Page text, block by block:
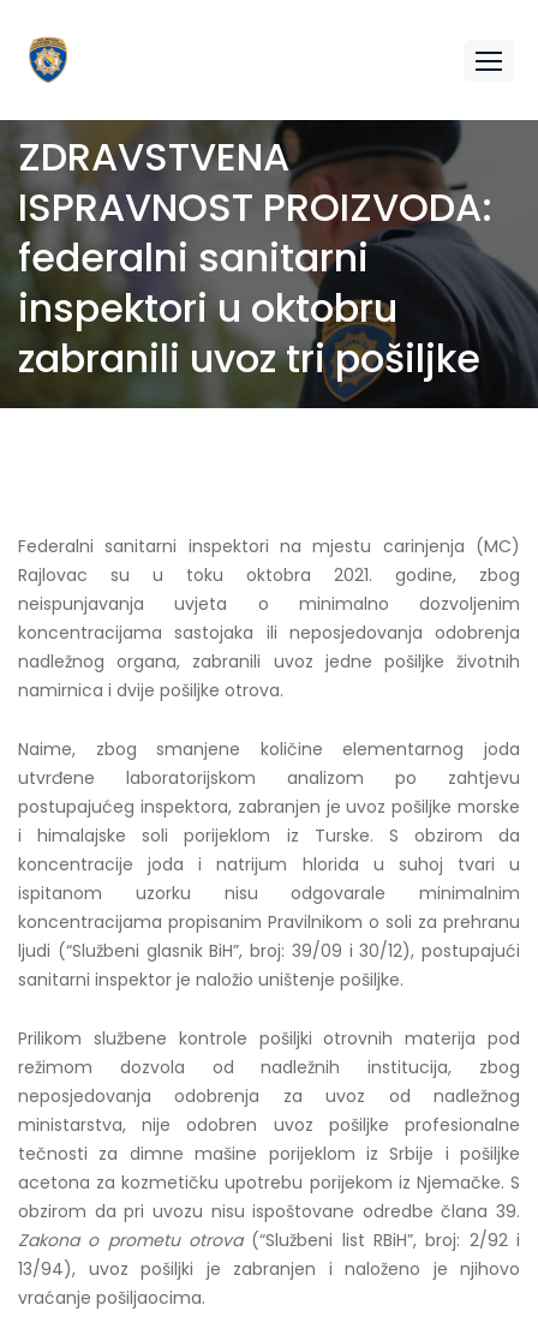
ZDRAVSTVENA
ISPRAVNOST PROIZVODA:
federalni sanitarni
inspektori u oktobru
zabranili uvoz tri pošiljke
Federalni sanitarni inspektori na mjestu carinjenja (MC)
Rajlovac su u toku oktobra 2021. godine, zbog
neispunjavanja uvjeta o minimalno dozvoljenim
koncentracijama sastojaka ili neposjedovanja odobrenja
nadležnog organa, zabranili uvoz jedne pošiljke životnih
namirnica i dvije pošiljke otrova.
Naime, zbog smanjene količine elementarnog joda
utvrđene laboratorijskom analizom po zahtjevu
postupajućeg inspektora, zabranjen je uvoz pošiljke morske
i himalajske soli porijeklom iz Turske. S obzirom da
koncentracije joda i natrijum hlorida u suhoj tvari u
ispitanom uzorku nisu odgovarale minimalnim
koncentracijama propisanim Pravilnikom o soli za prehranu
ljudi (“Službeni glasnik BiH”, broj: 39/09 i 30/12), postupajući
sanitarni inspektor je naložio uništenje pošiljke.
Prilikom službene kontrole pošiljki otrovnih materija pod
režimom dozvola od nadležnih institucija, zbog
neposjedovanja odobrenja za uvoz od nadležnog
ministarstva, nije odobren uvoz pošiljke profesionalne
tečnosti za dimne mašine porijeklom iz Srbije i pošiljke
acetona za kozmetičku upotrebu porijekom iz Njemačke. S
obzirom da pri uvozu nisu ispoštovane odredbe člana 39.
Zakona o prometu otrova(“Službeni list RBiH”, broj: 2/92 i
13/94), uvoz pošiljki je zabranjen i naloženo je njihovo
vraćanje pošiljaocima.